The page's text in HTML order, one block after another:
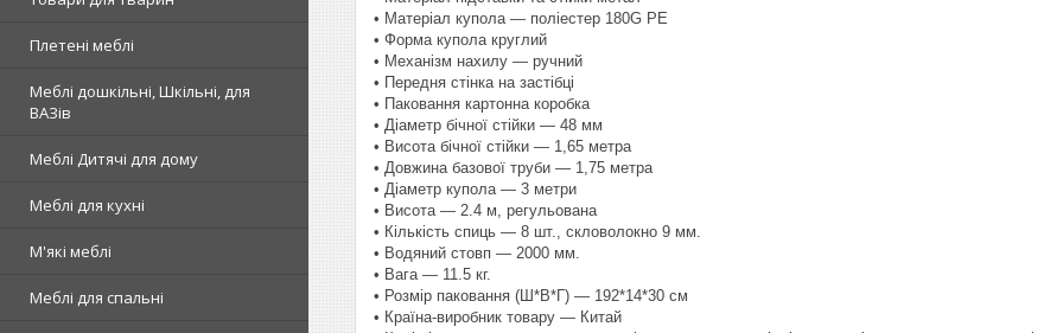
Плетені меблі
Меблі дошкільні, Шкільні, для
ВАЗів
Меблі Дитячі для дому
Меблі для кухні
М'які меблі
Меблі для спальні
• Матеріал купола — поліестер 180G PE
• Форма купола круглий
• Механізм нахилу — ручний
• Передня стінка на застібці
• Паковання картонна коробка
• Діаметр бічної стійки — 48 мм
• Висота бічної стійки — 1,65 метра
• Довжина базової труби — 1,75 метра
• Діаметр купола — 3 метри
• Висота — 2.4 м, регульована
• Кількість спиць — 8 шт., скловолокно 9 мм.
• Водяний стовп — 2000 мм.
• Вага — 11.5 кг.
• Розмір паковання (Ш*В*Г) — 192*14*30 см
• Країна-виробник товару — Китай